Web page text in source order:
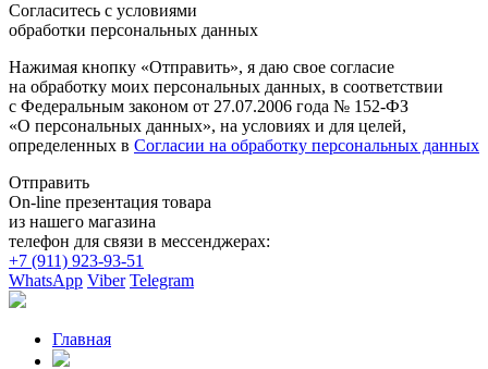
Согласитесь с условиями
обработки персональных данных
Нажимая кнопку «Отправить», я даю свое согласие
на обработку моих персональных данных, в соответствии
с Федеральным законом от 27.07.2006 года № 152-ФЗ
«О персональных данных», на условиях и для целей,
определенных в Согласии на обработку персональных данных
Отправить
On-line презентация товара
из нашего магазина
телефон для связи в мессенджерах:
+7 (911) 923-93-51
WhatsApp Viber Telegram
Главная